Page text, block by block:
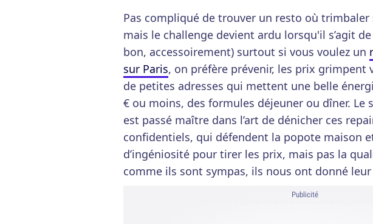
Pas compliqué de trouver un resto où trimbaler
mais le challenge devient ardu lorsqu'il s’agit
bon, accessoirement) surtout si vous voulez un
sur Paris, on préfère prévenir, les prix
de petites adresses qui mettent une belle
€ ou moins, des formules déjeuner ou dîner. Le
est passé maître dans l’art de dénicher ces
confidentiels, qui défendent la popote maison
d’ingéniosité pour tirer les prix, mais pas la
comme ils sont sympas, ils nous ont donné
Publicité